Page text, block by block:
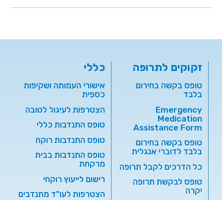
זקוקים לתרופה
טופס בקשה בחירום
בלבד
Emergency
Medication
Assistance Form
טופס בקשה בחירום
בלבד לדוברי אנגלית
כל הדרכים לקבל תרופה
טופס לבקשת תרופה
יקרה
כללי
אישורי העמותה ושקיפות
כספית
הצטרפות לעיגול לטובה
טופס התנדבות כללי
טופס התנדבות רוקח
טופס התנדבות בבית
מרקחת
רישום לייעוץ רוקחי
הצטרפות לעו"ד מתנדבים